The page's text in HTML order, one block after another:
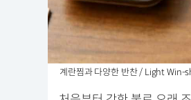
계란찜과 다양한 반찬 / Light